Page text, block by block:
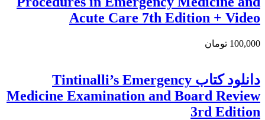
Acute Care 7th Edition + Video
100,000 تومان
دانلود کتاب Tintinalli’s Emergency
Medicine Examination and Board Review
3rd Edition